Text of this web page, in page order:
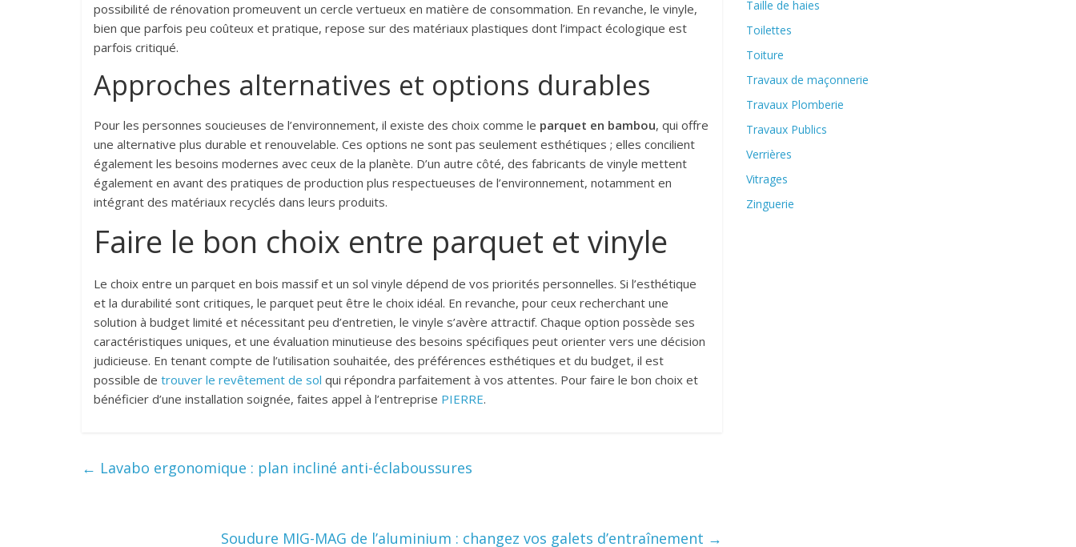
possibilité de rénovation promeuvent un cercle vertueux en matière de consommation. En revanche, le vinyle,
bien que parfois peu coûteux et pratique, repose sur des matériaux plastiques dont l’impact écologique est
parfois critiqué.
Approches alternatives et options durables
Pour les personnes soucieuses de l’environnement, il existe des choix comme le parquet en bambou, qui offre
une alternative plus durable et renouvelable. Ces options ne sont pas seulement esthétiques ; elles concilient
également les besoins modernes avec ceux de la planète. D’un autre côté, des fabricants de vinyle mettent
également en avant des pratiques de production plus respectueuses de l’environnement, notamment en
intégrant des matériaux recyclés dans leurs produits.
Faire le bon choix entre parquet et vinyle
Le choix entre un parquet en bois massif et un sol vinyle dépend de vos priorités personnelles. Si l’esthétique
et la durabilité sont critiques, le parquet peut être le choix idéal. En revanche, pour ceux recherchant une
solution à budget limité et nécessitant peu d’entretien, le vinyle s’avère attractif. Chaque option possède ses
caractéristiques uniques, et une évaluation minutieuse des besoins spécifiques peut orienter vers une décision
judicieuse. En tenant compte de l’utilisation souhaitée, des préférences esthétiques et du budget, il est
possible de trouver le revêtement de sol qui répondra parfaitement à vos attentes. Pour faire le bon choix et
bénéficier d’une installation soignée, faites appel à l’entreprise PIERRE.
← Lavabo ergonomique : plan incliné anti-éclaboussures
Soudure MIG-MAG de l’aluminium : changez vos galets d’entraînement →
Taille de haies
Toilettes
Toiture
Travaux de maçonnerie
Travaux Plomberie
Travaux Publics
Verrières
Vitrages
Zinguerie